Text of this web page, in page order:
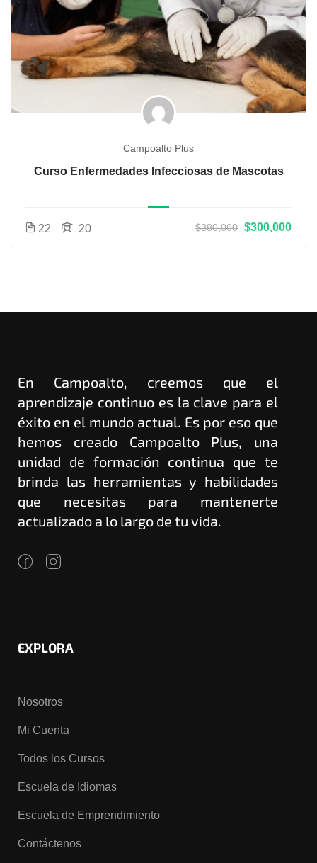
Campoalto Plus
Curso Enfermedades Infecciosas de Mascotas
22 20 $380,000 $300,000
En Campoalto, creemos que el
aprendizaje continuo es la clave para el
éxito en el mundo actual. Es por eso que
hemos creado Campoalto Plus, una
unidad de formación continua que te
brinda las herramientas y habilidades
que necesitas para mantenerte
actualizado a lo largo de tu vida.
EXPLORA
Nosotros
Mi Cuenta
Todos los Cursos
Escuela de Idiomas
Escuela de Emprendimiento
Contáctenos